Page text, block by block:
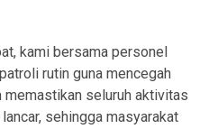
kami bersama personel
rutin guna mencegah
memastikan seluruh aktivitas
sehingga masyarakat